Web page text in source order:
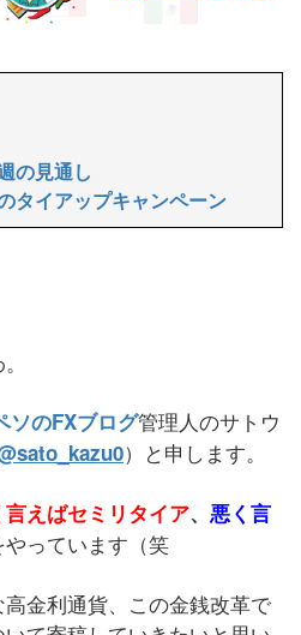
の見通し
タイアップキャンペーン
ソのFXブログ管理人のサトウ
）と申します。
言えばセミリタイア、 悪く言
やっています（笑
金利通貨、この金銭改革で